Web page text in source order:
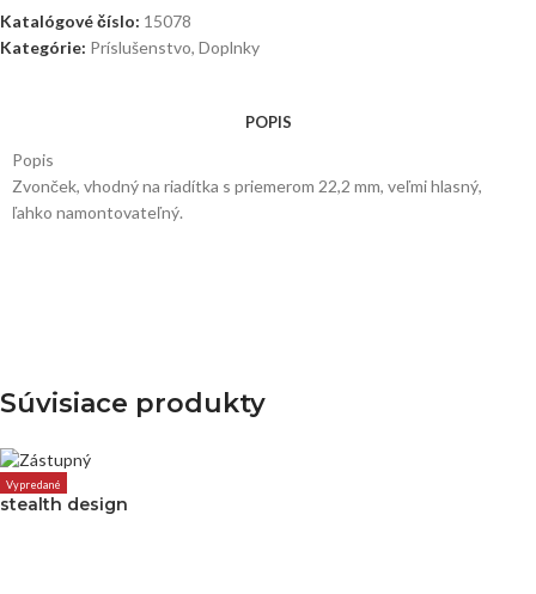
Katalógové číslo: 15078
Kategórie: Príslušenstvo, Doplnky
POPIS
Popis
Zvonček, vhodný na riadítka s priemerom 22,2 mm, veľmi hlasný,
ľahko namontovateľný.
Súvisiace produkty
Vypredané
stealth design